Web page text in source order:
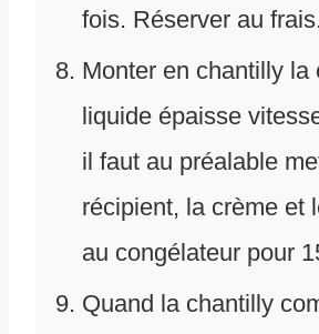
fois. Réserver au frais.
Monter en chantilly la
liquide épaisse
il faut au préalable
récipient, la crème et
au congélateur pour
Quand la chantilly